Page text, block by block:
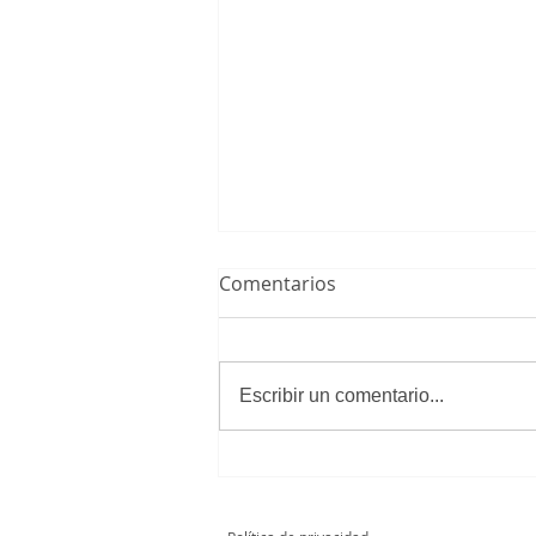
Loeches
Comentarios
Escribir un comentario...